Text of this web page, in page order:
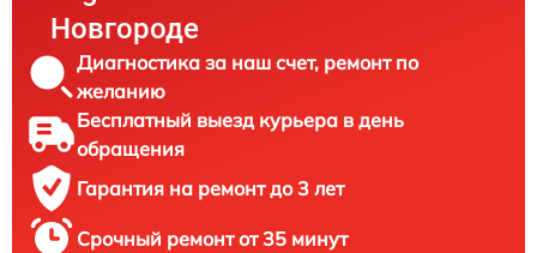
Новгороде
Диагностика за наш счет, ремонт по
желанию
Бесплатный выезд курьера в день
обращения
Гарантия на ремонт до 3 лет
Срочный ремонт от 35 минут